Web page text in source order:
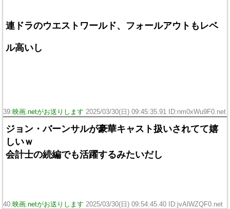
連ドラのウエストワールド、フォールアウトもレベ
ル高いし
39:映画.netがお送りします 2025/03/30(日) 09:45:35.91 ID:nm0xWu9F0.net
ジョン・バーンサルが豪華キャスト扱いされてて嬉
しいｗ
会計士の続編でも活躍するみたいだし
40:映画.netがお送りします 2025/03/30(日) 09:54:45.40 ID:jvAlWZQF0.net